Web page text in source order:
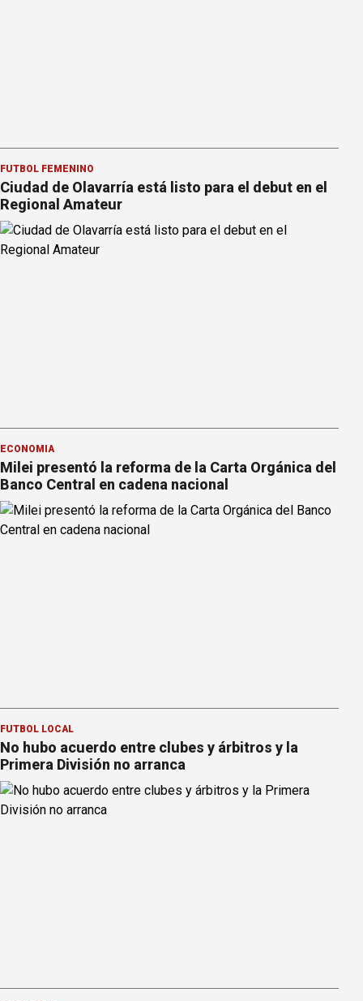
FÚTBOL FEMENINO
Ciudad de Olavarría está listo para el debut en el
Regional Amateur
ECONOMÍA
Milei presentó la reforma de la Carta Orgánica del
Banco Central en cadena nacional
FÚTBOL LOCAL
No hubo acuerdo entre clubes y árbitros y la
Primera División no arranca